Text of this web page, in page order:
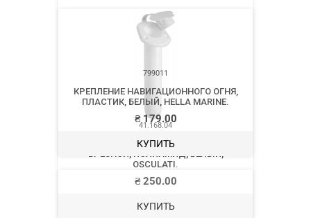
41.168.04
ДЕРЖАТЕЛЬ УДИЛИЩА С КРЫШКОЙ,
ВРЕЗНОЙ, ПОЛИАМИД, БЕЛЫЙ,
OSCULATI.
₴250.00
КУПИТЬ